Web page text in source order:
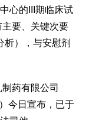
心的
期临床试
主要、关键次要
析），与安慰剂
药有限公司
今日宣布，已于